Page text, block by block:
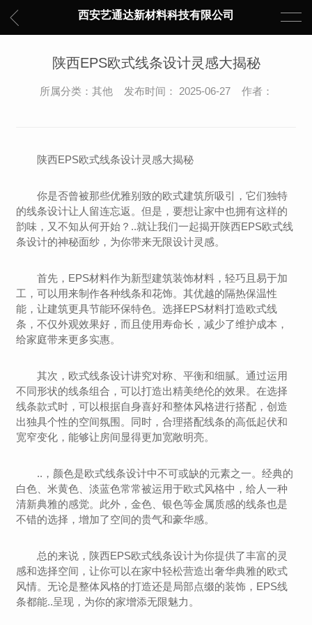
西安艺通达新材料科技有限公司
陕西EPS欧式线条设计灵感大揭秘
所属分类：其他 发布时间： 2025-06-27 作者：
陕西EPS欧式线条设计灵感大揭秘
你是否曾被那些优雅别致的欧式建筑所吸引，它们独特
的线条设计让人留连忘返。但是，要想让家中也拥有这样的
韵味，又不知从何开始？..就让我们一起揭开陕西EPS欧式线
条设计的神秘面纱，为你带来无限设计灵感。
首先，EPS材料作为新型建筑装饰材料，轻巧且易于加
工，可以用来制作各种线条和花饰。其优越的隔热保温性
能，让建筑更具节能环保特色。选择EPS材料打造欧式线
条，不仅外观效果好，而且使用寿命长，减少了维护成本，
给家庭带来更多实惠。
其次，欧式线条设计讲究对称、平衡和细腻。通过运用
不同形状的线条组合，可以打造出精美绝伦的效果。在选择
线条款式时，可以根据自身喜好和整体风格进行搭配，创造
出独具个性的空间氛围。同时，合理搭配线条的高低起伏和
宽窄变化，能够让房间显得更加宽敞明亮。
..，颜色是欧式线条设计中不可或缺的元素之一。经典的
白色、米黄色、淡蓝色常常被运用于欧式风格中，给人一种
清新典雅的感觉。此外，金色、银色等金属质感的线条也是
不错的选择，增加了空间的贵气和豪华感。
总的来说，陕西EPS欧式线条设计为你提供了丰富的灵
感和选择空间，让你可以在家中轻松营造出奢华典雅的欧式
风情。无论是整体风格的打造还是局部点缀的装饰，EPS线
条都能..呈现，为你的家增添无限魅力。